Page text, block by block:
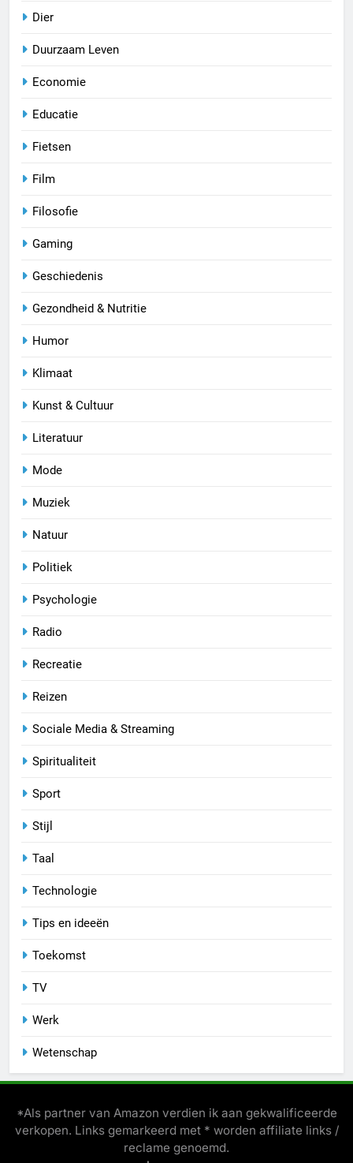
Dier
Duurzaam Leven
Economie
Educatie
Fietsen
Film
Filosofie
Gaming
Geschiedenis
Gezondheid & Nutritie
Humor
Klimaat
Kunst & Cultuur
Literatuur
Mode
Muziek
Natuur
Politiek
Psychologie
Radio
Recreatie
Reizen
Sociale Media & Streaming
Spiritualiteit
Sport
Stijl
Taal
Technologie
Tips en ideeën
Toekomst
TV
Werk
Wetenschap
*Als partner van Amazon verdien ik aan gekwalificeerde
verkopen. Links gemarkeerd met * worden affiliate links /
reclame genoemd.